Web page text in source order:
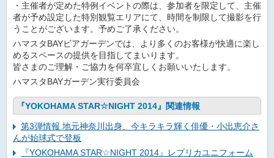
・主催者が定めた特例イベントの際は、参加者を限定して、主催
者が予め設定した特別観覧エリアにて、時間を制限して撮影を行
うことがございます。予めご了承ください。
ハマスタBAYビアガーデンでは、より多くのお客様が快適に楽し
めるスペースの提供を目指してまいります。
皆さまのご理解・ご協力を何卒宜しくお願いいたします。
ハマスタBAYガーデン実行委員会
『YOKOHAMA STAR☆NIGHT 2014』関連情報
第3弾情報 地元神奈川出身、今キラキラ輝く俳優・小出恵介さ
んが始球式で登板
『YOKOHAMA STAR☆NIGHT 2014』レプリカユニフォーム